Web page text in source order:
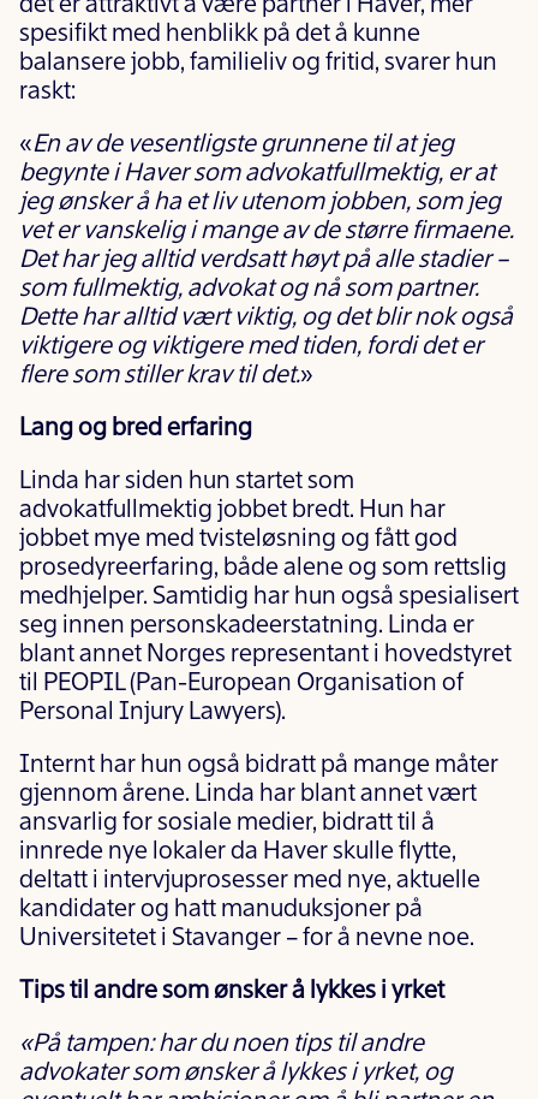
det er attraktivt å være partner i Haver, mer
spesifikt med henblikk på det å kunne
balansere jobb, familieliv og fritid, svarer hun
raskt:
«En av de vesentligste grunnene til at jeg
begynte i Haver som advokatfullmektig, er at
jeg ønsker å ha et liv utenom jobben, som jeg
vet er vanskelig i mange av de større firmaene.
Det har jeg alltid verdsatt høyt på alle stadier –
som fullmektig, advokat og nå som partner.
Dette har alltid vært viktig, og det blir nok også
viktigere og viktigere med tiden, fordi det er
flere som stiller krav til det.»
Lang og bred erfaring
Linda har siden hun startet som
advokatfullmektig jobbet bredt. Hun har
jobbet mye med tvisteløsning og fått god
prosedyreerfaring, både alene og som rettslig
medhjelper. Samtidig har hun også spesialisert
seg innen personskadeerstatning. Linda er
blant annet Norges representant i hovedstyret
til PEOPIL (Pan-European Organisation of
Personal Injury Lawyers).
Internt har hun også bidratt på mange måter
gjennom årene. Linda har blant annet vært
ansvarlig for sosiale medier, bidratt til å
innrede nye lokaler da Haver skulle flytte,
deltatt i intervjuprosesser med nye, aktuelle
kandidater og hatt manuduksjoner på
Universitetet i Stavanger – for å nevne noe.
Tips til andre som ønsker å lykkes i yrket
«På tampen: har du noen tips til andre
advokater som ønsker å lykkes i yrket, og